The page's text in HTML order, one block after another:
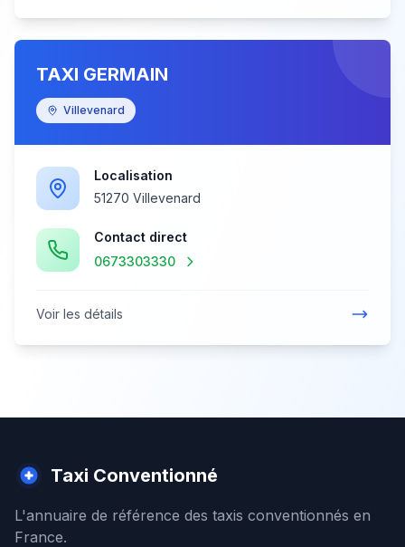
TAXI GERMAIN
Villevenard
Localisation
51270 Villevenard
Contact direct
0673303330
Voir les détails
Taxi Conventionné
L'annuaire de référence des taxis conventionnés en
France.